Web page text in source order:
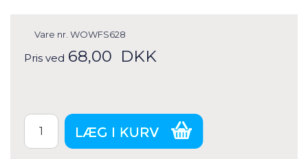
Vare nr. WOWFS628
Pris ved 68,00 DKK